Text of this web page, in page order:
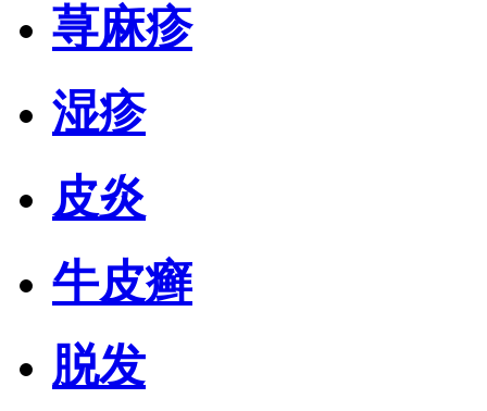
荨麻疹
湿疹
皮炎
牛皮癣
脱发